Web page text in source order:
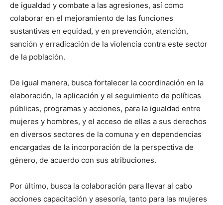
de igualdad y combate a las agresiones, así como
colaborar en el mejoramiento de las funciones
sustantivas en equidad, y en prevención, atención,
sanción y erradicación de la violencia contra este sector
de la población.
De igual manera, busca fortalecer la coordinación en la
elaboración, la aplicación y el seguimiento de políticas
públicas, programas y acciones, para la igualdad entre
mujeres y hombres, y el acceso de ellas a sus derechos
en diversos sectores de la comuna y en dependencias
encargadas de la incorporación de la perspectiva de
género, de acuerdo con sus atribuciones.
Por último, busca la colaboración para llevar al cabo
acciones capacitación y asesoría, tanto para las mujeres